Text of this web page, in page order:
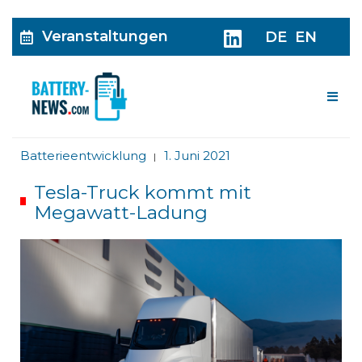
Veranstaltungen DE EN
Batterieentwicklung | 1. Juni 2021
Tesla-Truck kommt mit
Megawatt-Ladung